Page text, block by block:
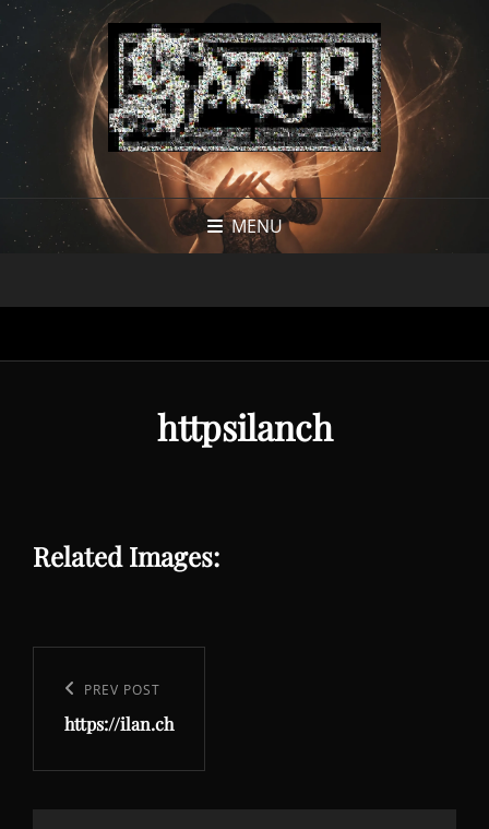
MENU
httpsilanch
Related Images:
Previous
Post
PREV POST
https://ilan.ch